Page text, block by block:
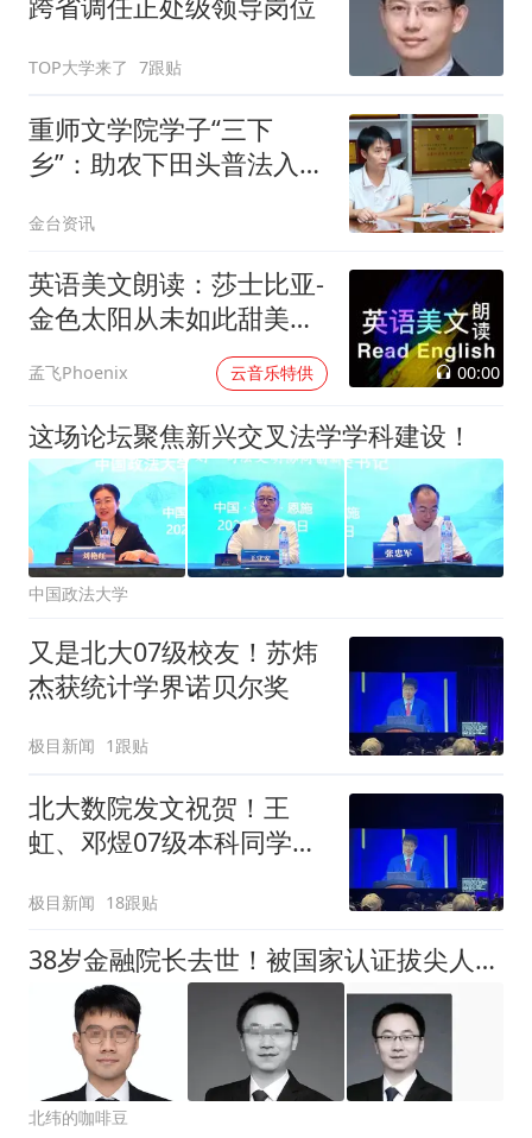
TOP大学来了 7跟贴
重师文学院学子“三下
乡”：助农下田头普法入村
金台资讯
英语美文朗读：莎士比亚-
金色太阳从未如此甜美吻
孟飞Phoenix 云音乐特供 00:00
这场论坛聚焦新兴交叉法学学科建设！
中国政法大学
又是北大07级校友！苏炜
杰获统计学界诺贝尔奖
极目新闻 1跟贴
北大数院发文祝贺！王
虹、邓煜07级本科同学苏
在菲尔兹奖颁奖仪式后合
影
极目新闻 18跟贴
38岁金融院长去世！被国家认证拔尖人才，享正处级待遇，死因曝光
北纬的咖啡豆